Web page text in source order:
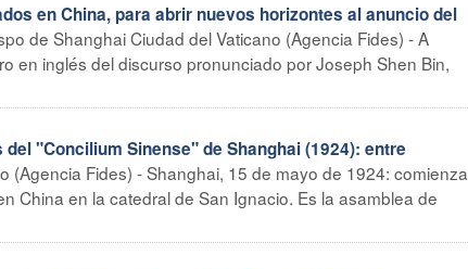
en China, para abrir nuevos horizontes al anuncio del
de Shanghai Ciudad del Vaticano (Agencia Fides) - A
en inglés del discurso pronunciado por Joseph Shen Bin,
del "Concilium Sinense" de Shanghai (1924): entre
(Agencia Fides) - Shanghai, 15 de mayo de 1924: comienza
China en la catedral de San Ignacio. Es la asamblea de